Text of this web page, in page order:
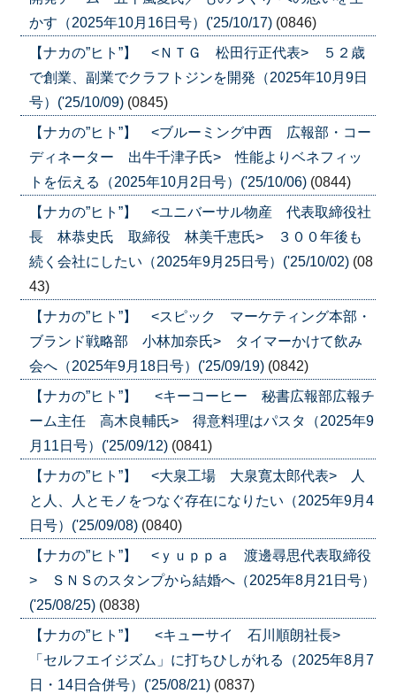
かす（2025年10月16日号）('25/10/17) (0846)
【ナカの”ヒト”】 <ＮＴＧ 松田行正代表> ５２歳
で創業、副業でクラフトジンを開発（2025年10月9日
号）('25/10/09) (0845)
【ナカの”ヒト”】 <ブルーミング中西 広報部・コー
ディネーター 出牛千津子氏> 性能よりベネフィッ
トを伝える（2025年10月2日号）('25/10/06) (0844)
【ナカの”ヒト”】 <ユニバーサル物産 代表取締役社
長 林恭史氏 取締役 林美千恵氏> ３００年後も
続く会社にしたい（2025年9月25日号）('25/10/02) (08
43)
【ナカの”ヒト”】 <スピック マーケティング本部・
ブランド戦略部 小林加奈氏> タイマーかけて飲み
会へ（2025年9月18日号）('25/09/19) (0842)
【ナカの”ヒト”】 <キーコーヒー 秘書広報部広報チ
ーム主任 高木良輔氏> 得意料理はパスタ（2025年9
月11日号）('25/09/12) (0841)
【ナカの”ヒト”】 <大泉工場 大泉寛太郎代表> 人
と人、人とモノをつなぐ存在になりたい（2025年9月4
日号）('25/09/08) (0840)
【ナカの”ヒト”】 <ｙｕｐｐａ 渡邊尋思代表取締役
> ＳＮＳのスタンプから結婚へ（2025年8月21日号）
('25/08/25) (0838)
【ナカの”ヒト”】 <キューサイ 石川順朗社長>
「セルフエイジズム」に打ちひしがれる（2025年8月7
日・14日合併号）('25/08/21) (0837)